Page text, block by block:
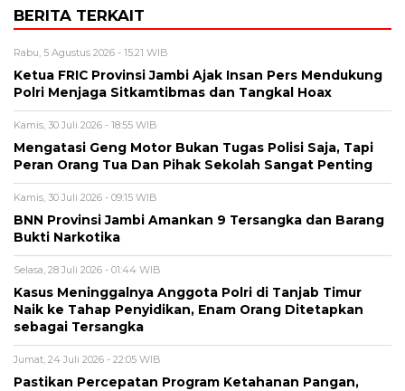
BERITA TERKAIT
Rabu, 5 Agustus 2026 - 15:21 WIB
Ketua FRIC Provinsi Jambi Ajak Insan Pers Mendukung
Polri Menjaga Sitkamtibmas dan Tangkal Hoax
Kamis, 30 Juli 2026 - 18:55 WIB
Mengatasi Geng Motor Bukan Tugas Polisi Saja, Tapi
Peran Orang Tua Dan Pihak Sekolah Sangat Penting
Kamis, 30 Juli 2026 - 09:15 WIB
BNN Provinsi Jambi Amankan 9 Tersangka dan Barang
Bukti Narkotika
Selasa, 28 Juli 2026 - 01:44 WIB
Kasus Meninggalnya Anggota Polri di Tanjab Timur
Naik ke Tahap Penyidikan, Enam Orang Ditetapkan
sebagai Tersangka
Jumat, 24 Juli 2026 - 22:05 WIB
Pastikan Percepatan Program Ketahanan Pangan,